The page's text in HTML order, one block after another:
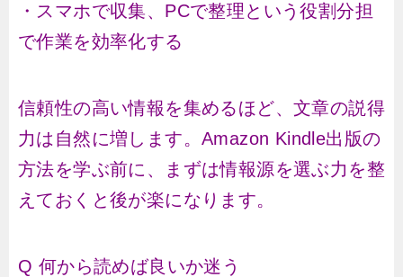
・スマホで収集、PCで整理という役割分担
で作業を効率化する
信頼性の高い情報を集めるほど、文章の説得
力は自然に増します。Amazon Kindle出版の
方法を学ぶ前に、まずは情報源を選ぶ力を整
えておくと後が楽になります。
Q 何から読めば良いか迷う